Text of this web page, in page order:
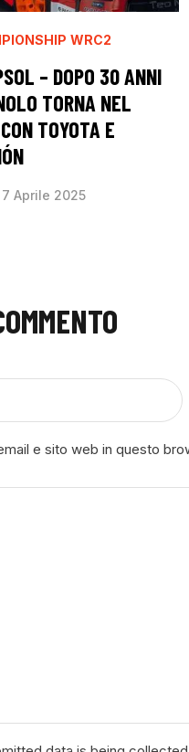
WRC2
– DOPO 30 ANNI
TORNA NEL
TOYOTA E
7 Aprile 2025
e sito web in questo